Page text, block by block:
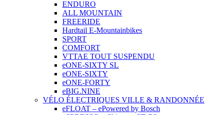
ENDURO
ALL MOUNTAIN
FREERIDE
Hardtail E-Mountainbikes
SPORT
COMFORT
VTTAE TOUT SUSPENDU
eONE-SIXTY SL
eONE-SIXTY
eONE-FORTY
eBIG.NINE
VÉLO ÉLECTRIQUES VILLE & RANDONNÉE
eFLOAT – ePowered by Bosch